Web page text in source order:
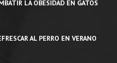
LA OBESIDAD EN GATOS
AL PERRO EN VERANO